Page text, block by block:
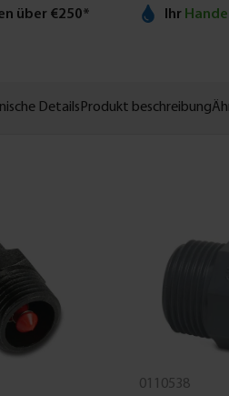
über €250* Ihr
Details Produkt beschreibung
0110538